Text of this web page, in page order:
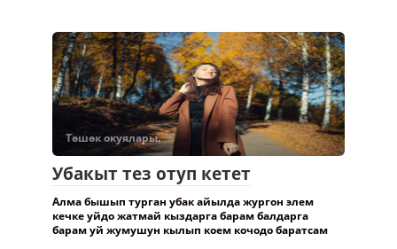
Төшөк окуялары.
Убакыт тез отуп кетет
Алма бышып турган убак айылда жургон элем
кечке уйдо жатмай кыздарга барам балдарга
барам уй жумушун кылып коем кочодо баратсам